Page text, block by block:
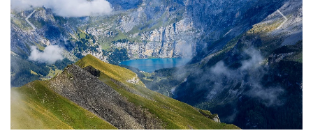
Previous Next